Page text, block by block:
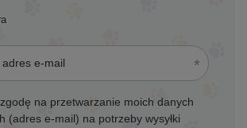
e-mail
na przetwarzanie moich danych
(adres e-mail) na potrzeby wysyłki